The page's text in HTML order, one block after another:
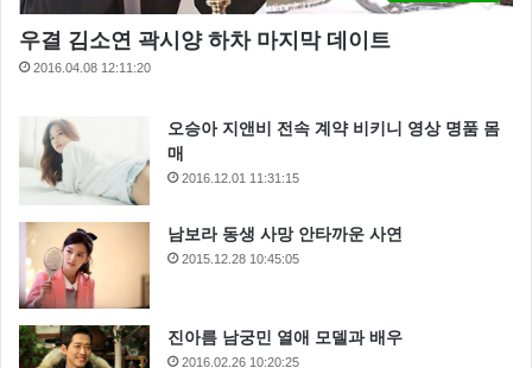
우결 김소연 곽시양 하차 마지막 데이트
2016.04.08 12:11:20
오승아 지앤비 전속 계약 비키니 영상 명품 몸
매
2016.12.01 11:31:15
남보라 동생 사망 안타까운 사연
2015.12.28 10:45:05
진아름 남궁민 열애 모델과 배우
2016.02.26 10:20:25